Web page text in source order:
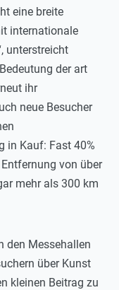
eine breite
internationale
unterstreicht
der art
ihr
neue Besucher
in Kauf: Fast 40%
von über
mehr als 300 km
den Messehallen
über Kunst
kleinen Beitrag zu